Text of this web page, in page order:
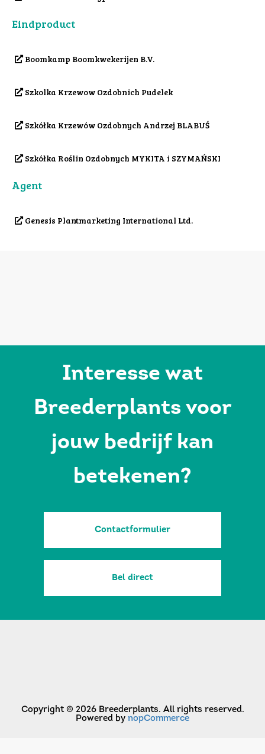
Eindproduct
Boomkamp Boomkwekerijen B.V.
Szkolka Krzewow Ozdobnich Pudelek
Szkółka Krzewów Ozdobnych Andrzej BLABUŚ
Szkółka Roślin Ozdobnych MYKITA i SZYMAŃSKI
Agent
Genesis Plantmarketing International Ltd.
Interesse wat
Breederplants voor
jouw bedrijf kan
betekenen?
Contactformulier
Bel direct
Copyright © 2026 Breederplants. All rights reserved.
Powered by nopCommerce